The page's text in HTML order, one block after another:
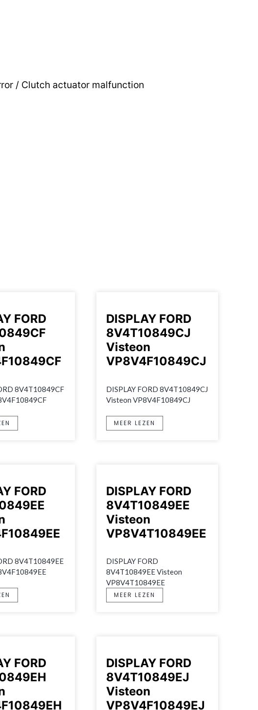
/ Clutch actuator malfunction
FORD
8V4T10849CF
DISPLAY FORD
8V4T10849CJ
Visteon
VP8V4F10849CJ
DISPLAY FORD 8V4T10849CJ
Visteon VP8V4F10849CJ
MEER LEZEN
FORD
8V4T10849EE
DISPLAY FORD
8V4T10849EE
Visteon
VP8V4T10849EE
DISPLAY FORD
8V4T10849EE Visteon
VP8V4T10849EE
MEER LEZEN
FORD
DISPLAY FORD
8V4T10849EJ
Visteon
VP8V4F10849EJ